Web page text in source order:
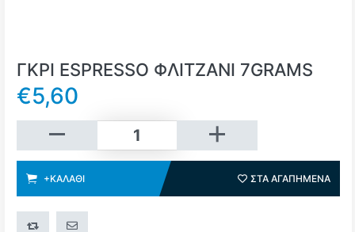
ΓΚΡΙ ESPRESSO ΦΛΙΤΖΑΝΙ 7GRAMS
€5,60
+Καλάθι
+ΚΑΛΆΘΙ ΣΤΑ
ΣΤΑ ΑΓΑΠΗΜΈΝΑ
+ΣΎΓΚΡΙΣΗΣΤΕΊΛΤΕ ΤΟ ΣΕ ΈΝΑ ΦΊΛΟ